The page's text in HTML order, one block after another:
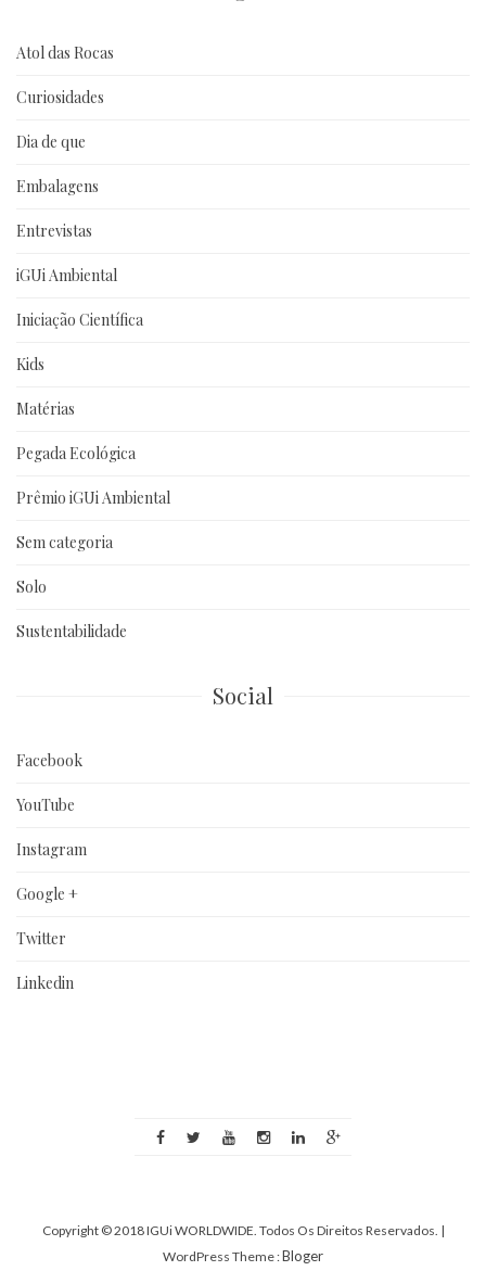
Atol das Rocas
Curiosidades
Dia de que
Embalagens
Entrevistas
iGUi Ambiental
Iniciação Científica
Kids
Matérias
Pegada Ecológica
Prêmio iGUi Ambiental
Sem categoria
Solo
Sustentabilidade
Social
Facebook
YouTube
Instagram
Google +
Twitter
Linkedin
Copyright © 2018 IGUi WORLDWIDE. Todos Os Direitos Reservados. |
WordPress Theme :Bloger